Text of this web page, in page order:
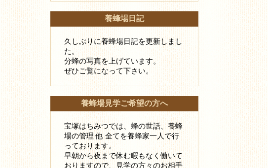
養蜂場日記
久しぶりに養蜂場日記を更新しまし
た。
分蜂の写真を上げています。
ぜひご覧になって下さい。
養蜂場見学ご希望の方へ
宝塚はちみつでは、蜂の世話、養蜂
場の管理 他 全てを養蜂家一人で行
っております。
早朝から夜まで休む暇もなく働いて
おりますので、見学の方々のお相手